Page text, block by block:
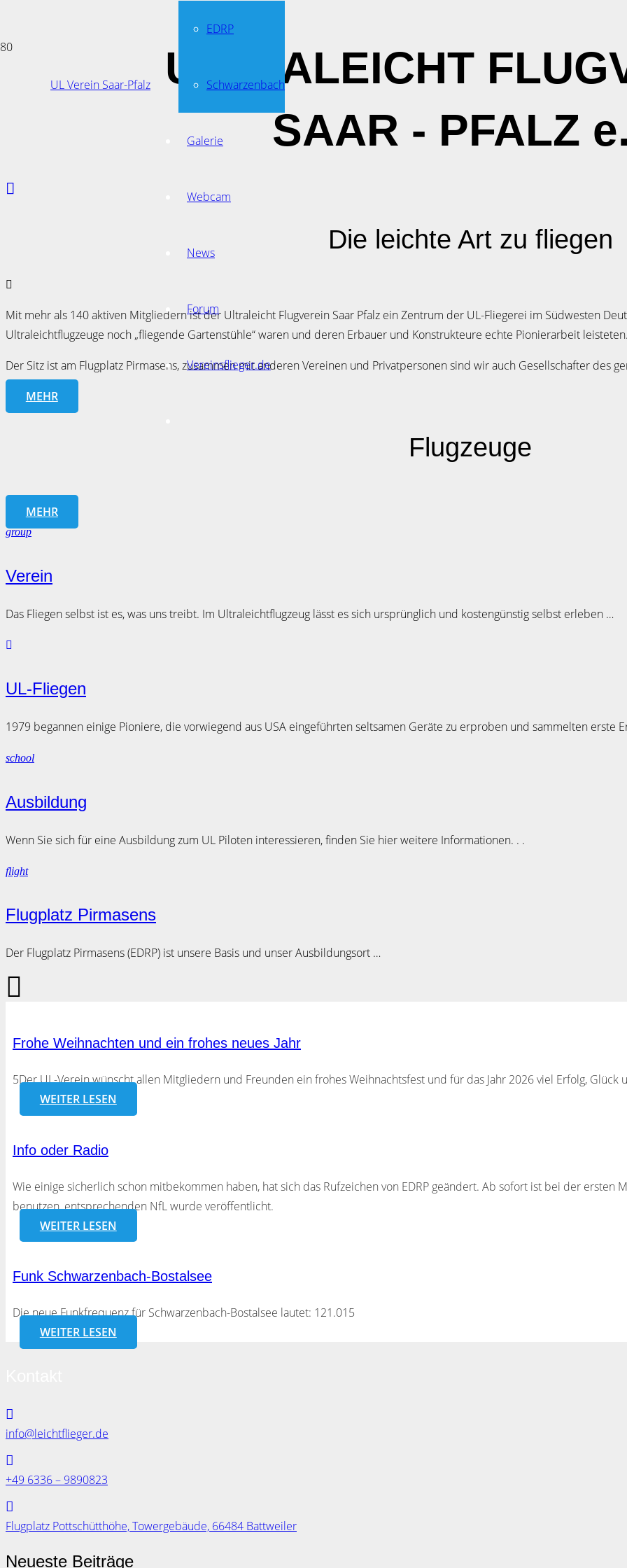
UL Verein Saar-Pfalz
EDRP
Schwarzenbach
Galerie
Webcam
News
Forum
Vereinsflieger.de
ULTRALEICHT
SAAR - PFALZ
Die leichte Art zu fliegen
Mit mehr als 140 aktiven Mitgliedern ist der Ultraleicht Flugverein Saar Pfalz ein Zentrum der UL-Fliegerei im Südwesten
Ultraleichtflugzeuge noch „fliegende Gartenstühle“ waren und deren Erbauer und Konstrukteure echte Pionierarbeit leisteten.
Der Sitz ist am Flugplatz Pirmasens, zusammen mit anderen Vereinen und Privatpersonen sind wir auch Gesellschafter des
MEHR
Flugzeuge
MEHR
group
Verein
Das Fliegen selbst ist es, was uns treibt. Im Ultraleichtflugzeug lässt es sich ursprünglich und kostengünstig selbst erleben …
UL-Fliegen
1979 begannen einige Pioniere, die vorwiegend aus USA eingeführten seltsamen Geräte zu erproben und sammelten erste
school
Ausbildung
Wenn Sie sich für eine Ausbildung zum UL Piloten interessieren, finden Sie hier weitere Informationen. . .
flight
Flugplatz Pirmasens
Der Flugplatz Pirmasens (EDRP) ist unsere Basis und unser Ausbildungsort …
Frohe Weihnachten und ein frohes neues Jahr
5Der UL-Verein wünscht allen Mitgliedern und Freunden ein frohes Weihnachtsfest und für das Jahr 2026 viel Erfolg, Glück
WEITER LESEN
Info oder Radio
Wie einige sicherlich schon mitbekommen haben, hat sich das Rufzeichen von EDRP geändert. Ab sofort ist bei der ersten
benutzen, entsprechenden NfL wurde veröffentlicht.
WEITER LESEN
Funk Schwarzenbach-Bostalsee
Die neue Funkfrequenz für Schwarzenbach-Bostalsee lautet: 121.015
WEITER LESEN
info@leichtflieger.de
+49 6336 – 9890823
Flugplatz Pottschütthöhe, Towergebäude, 66484 Battweiler
Neueste Beiträge